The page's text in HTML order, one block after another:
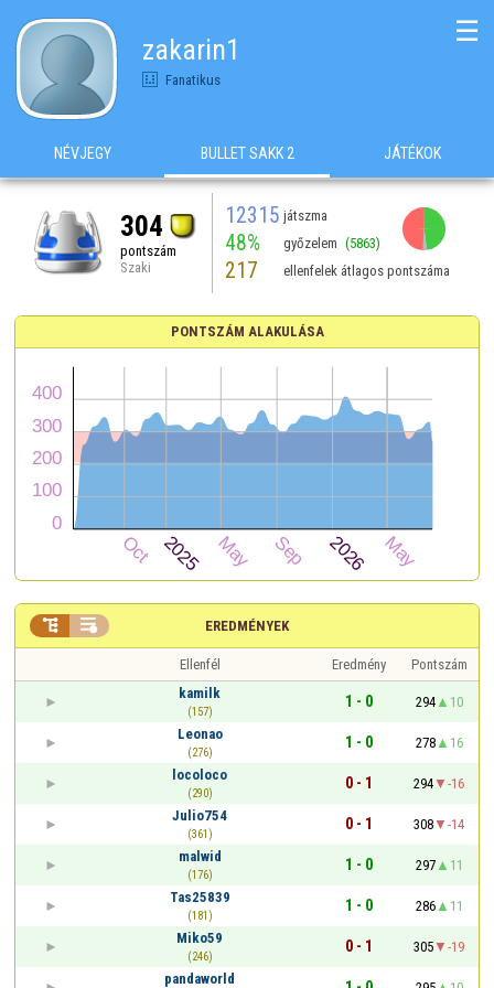
zakarin1
Fanatikus
☰
NÉVJEGY BULLET SAKK 2 JÁTÉKOK
304
pontszám
Szaki
12315 játszma
48% győzelem (5863)
217 ellenfelek átlagos pontszáma
PONTSZÁM ALAKULÁSA
EREDMÉNYEK
 
Ellenfél Eredmény
Pontszám
kamilk
(157)
1 - 0 294
10
Leonao
(276)
1 - 0 278
16
locoloco
(290)
0 - 1 294
-16
Julio754
(361)
0 - 1 308
-14
malwid
(176)
1 - 0 297
11
Tas25839
(181)
1 - 0 286
11
Miko59
(246)
0 - 1 305
-19
pandaworld